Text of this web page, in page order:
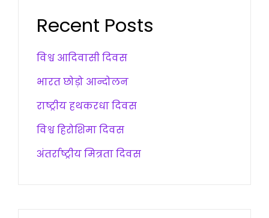
Recent Posts
विश्व आदिवासी दिवस
भारत छोड़ो आन्दोलन
राष्ट्रीय हथकरधा दिवस
विश्व हिरोशिमा दिवस
अंतर्राष्ट्रीय मित्रता दिवस